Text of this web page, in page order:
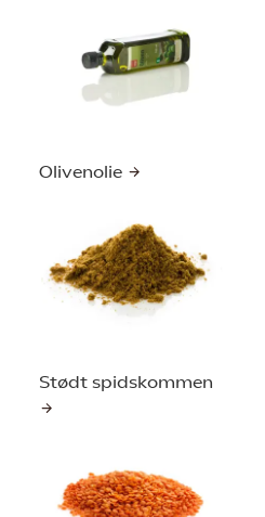
Olivenolie
Stødt spidskommen